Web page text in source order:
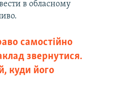
в обласному
самостійно
звернутися.
куди його